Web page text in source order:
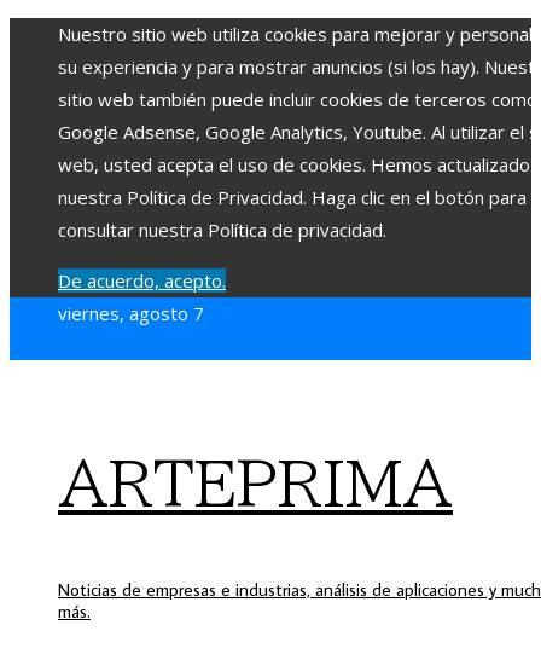
Nuestro sitio web utiliza cookies para mejorar y
su experiencia y para mostrar anuncios (si los hay).
sitio web también puede incluir cookies de terceros como
Google Adsense, Google Analytics, Youtube. Al utilizar el
web, usted acepta el uso de cookies. Hemos actualizado
nuestra Política de Privacidad. Haga clic en el botón para
consultar nuestra Política de privacidad.
De acuerdo, acepto.
viernes, agosto 7
ARTEPRIMA
Noticias de empresas e industrias, análisis de aplicaciones y
más.